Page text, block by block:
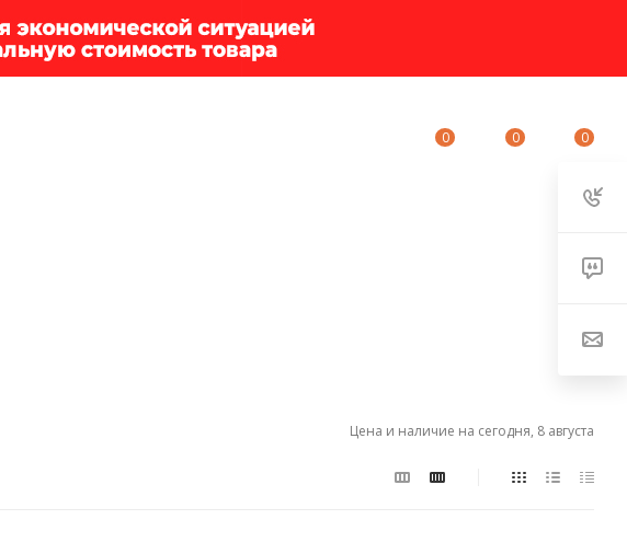
0 0 0
Цена и наличие на сегодня, 8 августа